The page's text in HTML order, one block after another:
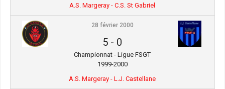
A.S. Margeray - C.S. St Gabriel
28 février 2000
5 - 0
Championnat - Ligue FSGT
1999-2000
A.S. Margeray - L.J. Castellane